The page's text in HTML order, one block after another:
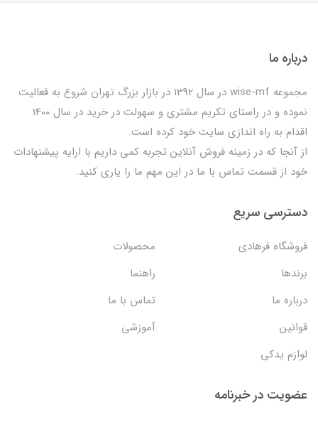
درباره ما
مجموعه wise-mf در سال 1392 در بازار بزرگ تهران شروع به فعالیت
نموده و در راستای تکریم مشتری و سهولت در خرید در سال 1400
اقدام به راه اندازی سایت خود کرده است.
از آنجا که در زمینه فروش آنلاین تجربه کمی داریم با ارایه پیشنهادات
خود از قسمت تماس با ما در این مهم ما را یاری کنید.
دسترسی سریع
فروشگاه فرهادی
محصولات
برندها
راهنما
درباره ما
تماس با ما
قوانین
آموزشی
لوازم یدکی
عضویت در خبرنامه